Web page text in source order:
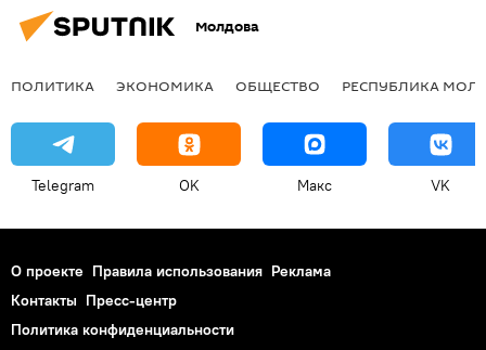
Молдова
ПОЛИТИКА ЭКОНОМИКА ОБЩЕСТВО РЕСПУБЛИКА
Telegram OK Макс VK
О проекте Правила использования Реклама
Контакты Пресс-центр
Политика конфиденциальности